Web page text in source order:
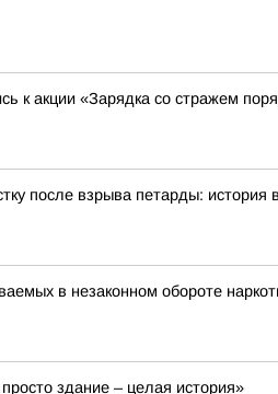
к акции «Зарядка со стражем
после взрыва петарды:
в незаконном обороте
здание – целая история»